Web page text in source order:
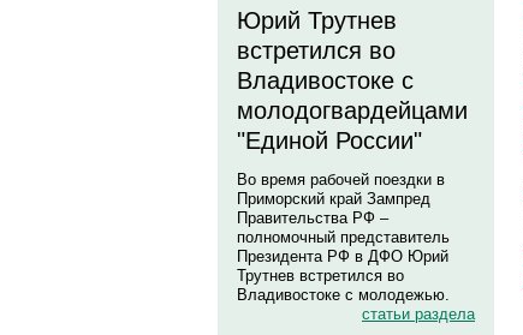
Юрий Трутнев
встретился во
Владивостоке с
молодогвардейцами
"Единой России"
Во время рабочей поездки в
Приморский край Зампред
Правительства РФ –
полномочный представитель
Президента РФ в ДФО Юрий
Трутнев встретился во
Владивостоке с молодежью.
статьи раздела